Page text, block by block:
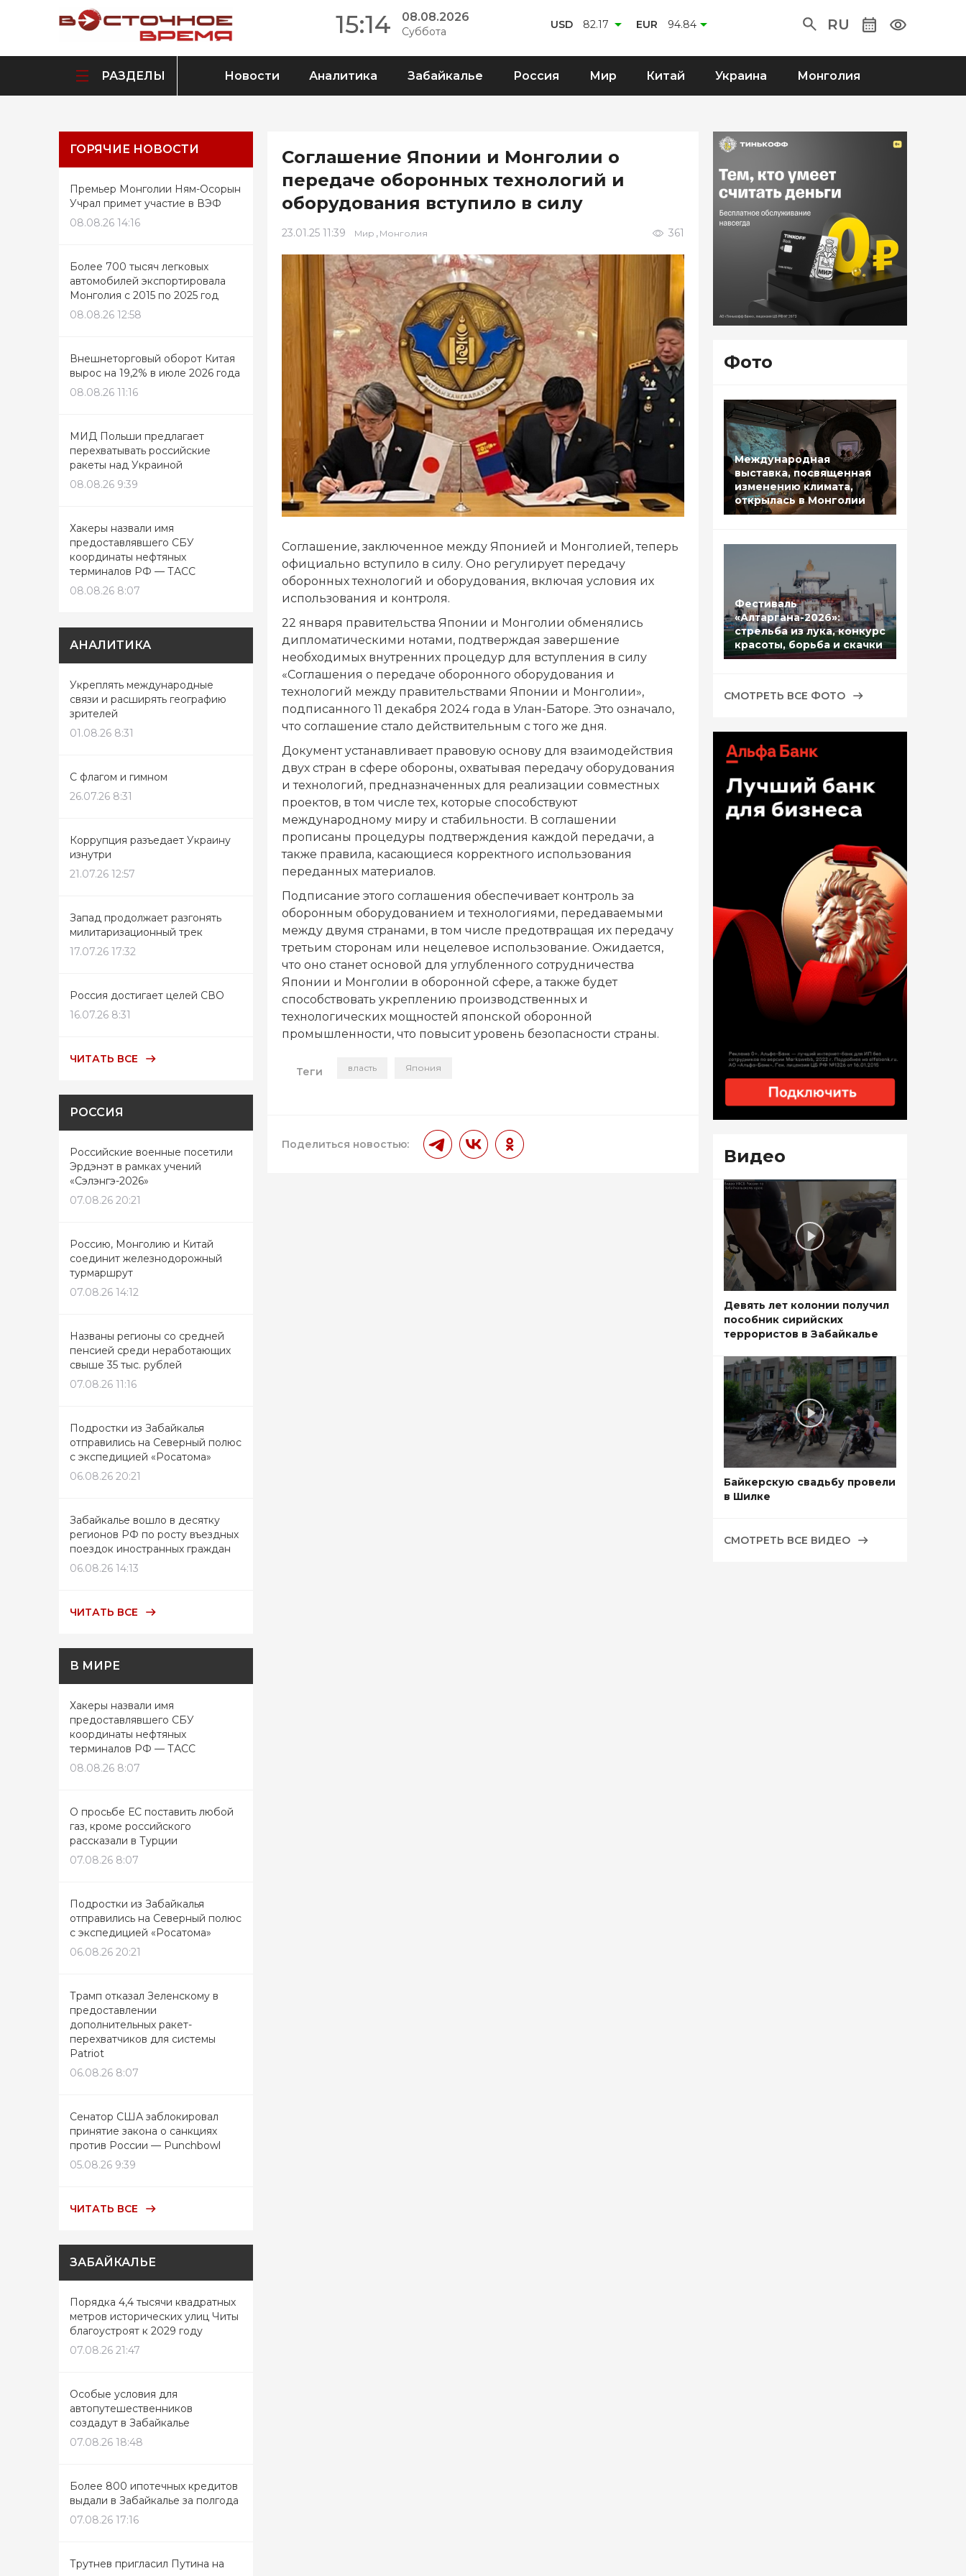
15:14 08.08.2026
Суббота
USD 82.17 EUR 94.84 RU
РАЗДЕЛЫ Новости Аналитика Забайкалье Россия Мир Китай Украина Монголия
ГОРЯЧИЕ НОВОСТИ
Премьер Монголии Ням-Осорын
Учрал примет участие в ВЭФ
08.08.26 14:16
Более 700 тысяч легковых
автомобилей экспортировала
Монголия с 2015 по 2025 год
08.08.26 12:58
Внешнеторговый оборот Китая
вырос на 19,2% в июле 2026 года
08.08.26 11:16
МИД Польши предлагает
перехватывать российские
ракеты над Украиной
08.08.26 9:39
Хакеры назвали имя
предоставлявшего СБУ
координаты нефтяных
терминалов РФ — ТАСС
08.08.26 8:07
АНАЛИТИКА
Укреплять международные
связи и расширять географию
зрителей
01.08.26 8:31
С флагом и гимном
26.07.26 8:31
Коррупция разъедает Украину
изнутри
21.07.26 12:57
Запад продолжает разгонять
милитаризационный трек
17.07.26 17:32
Россия достигает целей СВО
16.07.26 8:31
ЧИТАТЬ ВСЕ
РОССИЯ
Российские военные посетили
Эрдэнэт в рамках учений
«Сэлэнгэ-2026»
07.08.26 20:21
Россию, Монголию и Китай
соединит железнодорожный
турмаршрут
07.08.26 14:12
Названы регионы со средней
пенсией среди неработающих
свыше 35 тыс. рублей
07.08.26 11:16
Подростки из Забайкалья
отправились на Северный полюс
с экспедицией «Росатома»
06.08.26 20:21
Забайкалье вошло в десятку
регионов РФ по росту въездных
поездок иностранных граждан
06.08.26 14:13
ЧИТАТЬ ВСЕ
В МИРЕ
Хакеры назвали имя
предоставлявшего СБУ
координаты нефтяных
терминалов РФ — ТАСС
08.08.26 8:07
О просьбе ЕС поставить любой
газ, кроме российского
рассказали в Турции
07.08.26 8:07
Подростки из Забайкалья
отправились на Северный полюс
с экспедицией «Росатома»
06.08.26 20:21
Трамп отказал Зеленскому в
предоставлении
дополнительных ракет-
перехватчиков для системы
Patriot
06.08.26 8:07
Сенатор США заблокировал
принятие закона о санкциях
против России — Punchbowl
05.08.26 9:39
ЧИТАТЬ ВСЕ
ЗАБАЙКАЛЬЕ
Порядка 4,4 тысячи квадратных
метров исторических улиц Читы
благоустроят к 2029 году
07.08.26 21:47
Особые условия для
автопутешественников
создадут в Забайкалье
07.08.26 18:48
Более 800 ипотечных кредитов
выдали в Забайкалье за полгода
07.08.26 17:16
Трутнев пригласил Путина на
Соглашение Японии и Монголии о
передаче оборонных технологий и
оборудования вступило в силу
23.01.25 11:39 Мир , Монголия 361
Соглашение, заключенное между Японией и Монголией, теперь
официально вступило в силу. Оно регулирует передачу
оборонных технологий и оборудования, включая условия их
использования и контроля.
22 января правительства Японии и Монголии обменялись
дипломатическими нотами, подтверждая завершение
необходимых внутренних процедур для вступления в силу
«Соглашения о передаче оборонного оборудования и
технологий между правительствами Японии и Монголии»,
подписанного 11 декабря 2024 года в Улан-Баторе. Это означало,
что соглашение стало действительным с того же дня.
Документ устанавливает правовую основу для взаимодействия
двух стран в сфере обороны, охватывая передачу оборудования
и технологий, предназначенных для реализации совместных
проектов, в том числе тех, которые способствуют
международному миру и стабильности. В соглашении
прописаны процедуры подтверждения каждой передачи, а
также правила, касающиеся корректного использования
переданных материалов.
Подписание этого соглашения обеспечивает контроль за
оборонным оборудованием и технологиями, передаваемыми
между двумя странами, в том числе предотвращая их передачу
третьим сторонам или нецелевое использование. Ожидается,
что оно станет основой для углубленного сотрудничества
Японии и Монголии в оборонной сфере, а также будет
способствовать укреплению производственных и
технологических мощностей японской оборонной
промышленности, что повысит уровень безопасности страны.
Теги власть Япония
Поделиться новостью:
Фото
Международная
выставка, посвященная
изменению климата,
открылась в Монголии
Фестиваль
«Алтаргана-2026»:
стрельба из лука, конкурс
красоты, борьба и скачки
СМОТРЕТЬ ВСЕ ФОТО
Видео
Девять лет колонии получил
пособник сирийских
террористов в Забайкалье
Байкерскую свадьбу провели
в Шилке
СМОТРЕТЬ ВСЕ ВИДЕО